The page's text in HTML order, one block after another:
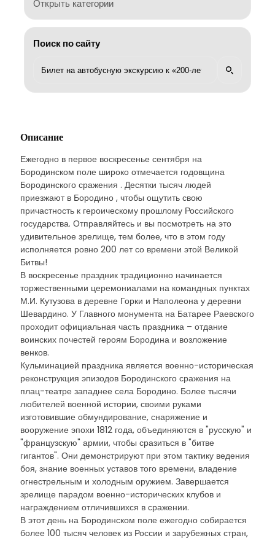
Открыть категории
Поиск по сайту
Описание
Ежегодно в первое воскресенье сентября на
Бородинском поле широко отмечается годовщина
Бородинского сражения . Десятки тысяч людей
приезжают в Бородино , чтобы ощутить свою
причастность к героическому прошлому Российского
государства. Отправляйтесь и вы посмотреть на это
удивительное зрелище, тем более, что в этом году
исполняется ровно 200 лет со времени этой Великой
Битвы!
В воскресенье праздник традиционно начинается
торжественными церемониалами на командных пунктах
М.И. Кутузова в деревне Горки и Наполеона у деревни
Шевардино. У Главного монумента на Батарее Раевского
проходит официальная часть праздника – отдание
воинских почестей героям Бородина и возложение
венков.
Кульминацией праздника является военно-историческая
реконструкция эпизодов Бородинского сражения на
плац-театре западнее села Бородино. Более тысячи
любителей военной истории, своими руками
изготовившие обмундирование, снаряжение и
вооружение эпохи 1812 года, объединяются в "русскую" и
"французскую" армии, чтобы сразиться в "битве
гигантов". Они демонстрируют при этом тактику ведения
боя, знание военных уставов того времени, владение
огнестрельным и холодным оружием. Завершается
зрелище парадом военно-исторических клубов и
награждением отличившихся в сражении.
В этот день на Бородинском поле ежегодно собирается
более 100 тысяч человек из России и зарубежных стран,